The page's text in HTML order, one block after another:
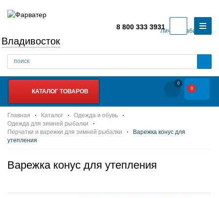
Личный кабинет
Владивосток
8 800 333 3931
КАТАЛОГ ТОВАРОВ
0
0
Главная Каталог
Одежда и обувь
Одежда для зимней рыбалки
Перчатки и варежки для зимней рыбалки
Варежка конус для
утепления
Варежка конус для утепления